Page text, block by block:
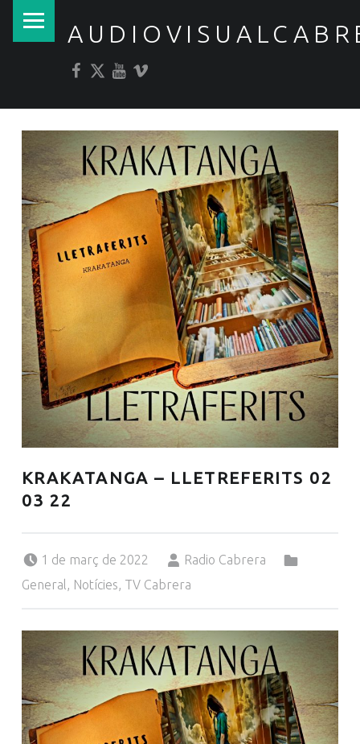
KRAKATANGA – LLETREFERITS 02
03 22
1 de març de 2022
Radio Cabrera
General , Notícies, TV Cabrera